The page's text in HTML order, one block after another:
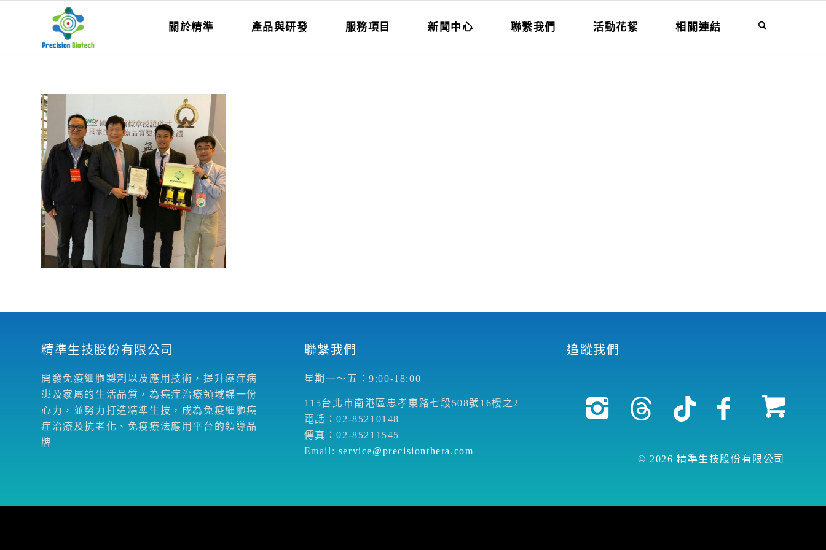
關於精準 產品與研發 服務項目 新聞中心 聯繫我們 活動花絮 相關連結
精準生技股份有限公司
開發免疫細胞製劑以及應用技術，提升癌症病
患及家屬的生活品質，為癌症治療領域謀一份
心力，並努力打造精準生技，成為免疫細胞癌
症治療及抗老化、免疫療法應用平台的領導品
牌
聯繫我們
星期一～五：9:00-18:00
115台北市南港區忠孝東路七段508號16樓之2
電話：02-85210148
傳真：02-85211545
Email: service@precisionthera.com
追蹤我們
© 2026 精準生技股份有限公司